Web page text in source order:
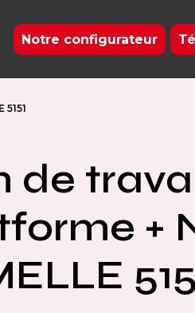
Notre configurateur
de
+